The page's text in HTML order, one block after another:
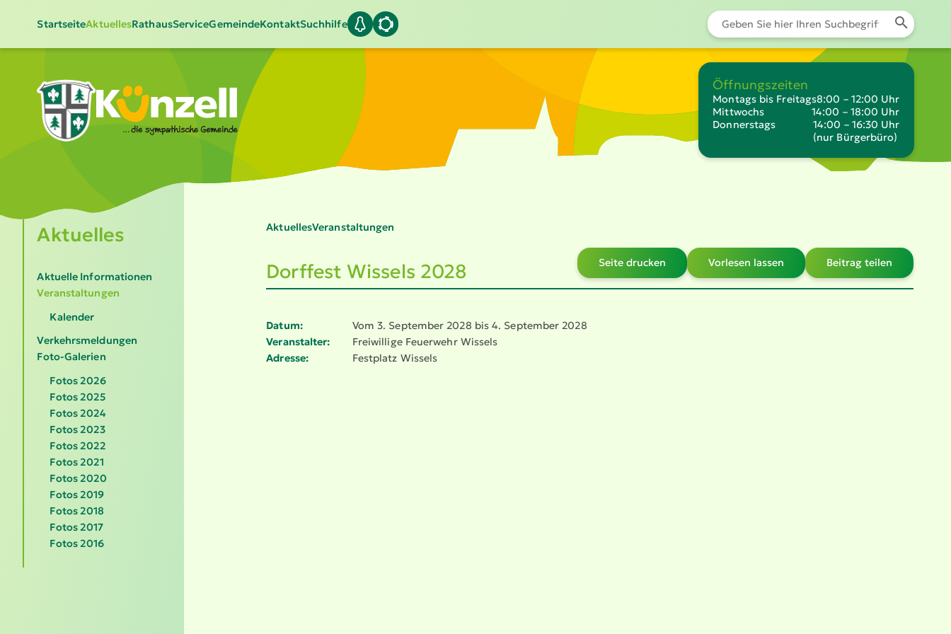
StartseiteAktuellesRathausServiceGemeindeKontaktSuchhilfe
Öffnungszeiten
Montags bis Freitags8:00 – 12:00 Uhr
Mittwochs
14:00 – 18:00 Uhr
Donnerstags
14:00 – 16:30 Uhr
(nur Bürgerbüro)
AktuellesVeran­stal­tungen
Dorffest Wissels 2028 Seite drucken Vorlesen lassen Beitrag teilen
Datum:
Vom 3. September 2028 bis 4. September 2028
Veranstalter:
Freiwillige Feuerwehr Wissels
Adresse:
Festplatz Wissels
Aktuelles
Aktuelle Informationen
Veranstaltungen
Kalender
Verkehrsmeldungen
Foto-Galerien
Fotos 2026
Fotos 2025
Fotos 2024
Fotos 2023
Fotos 2022
Fotos 2021
Fotos 2020
Fotos 2019
Fotos 2018
Fotos 2017
Fotos 2016